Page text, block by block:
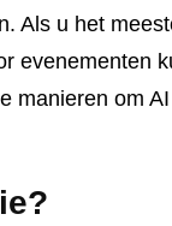
Als u het
evenementen
manieren om